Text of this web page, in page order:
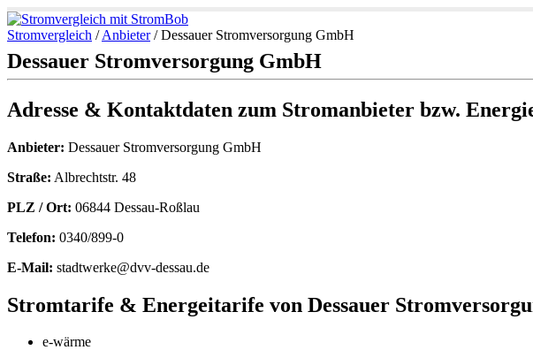
Stromvergleich /Anbieter/Dessauer Stromversorgung GmbH
Dessauer Stromversorgung GmbH
Adresse & Kontaktdaten zum Stromanbieter bzw.
Anbieter: Dessauer Stromversorgung GmbH
Straße: Albrechtstr. 48
PLZ / Ort: 06844 Dessau-Roßlau
Telefon: 0340/899-0
E-Mail: stadtwerke@dvv-dessau.de
Stromtarife & Energeitarife von Dessauer
e-wärme